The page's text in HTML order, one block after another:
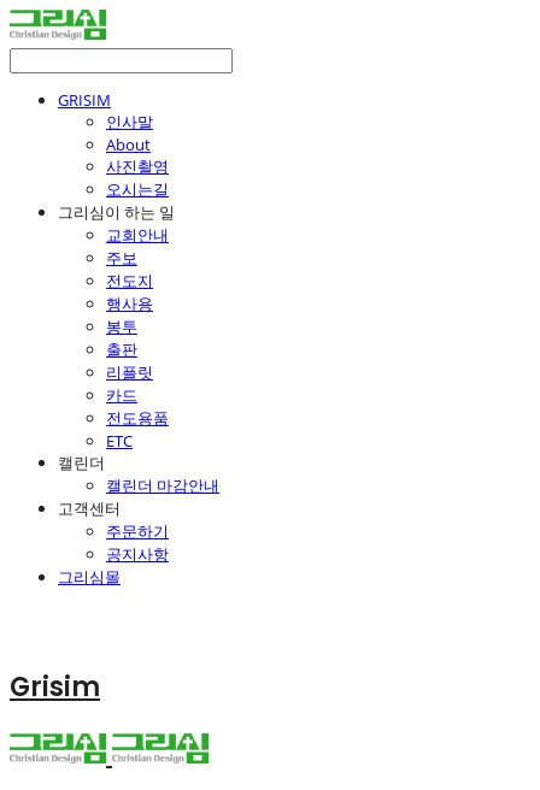
GRISIM
인사말
About
사진촬영
오시는길
그리심이 하는 일
교회안내
주보
전도지
행사용
봉투
출판
리플릿
카드
전도용품
ETC
캘린더
캘린더 마감안내
고객센터
주문하기
공지사항
그리심몰
Grisim